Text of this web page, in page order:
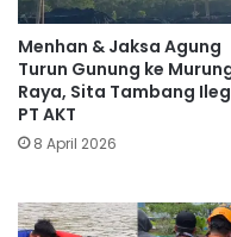
Menhan & Jaksa Agung
Turun Gunung ke
Raya, Sita Tambang
PT AKT
8 April 2026